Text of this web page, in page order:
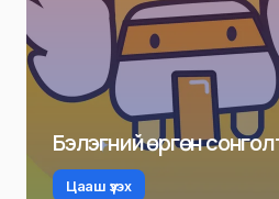
Бэлэгний өргөн
Цааш үзэх